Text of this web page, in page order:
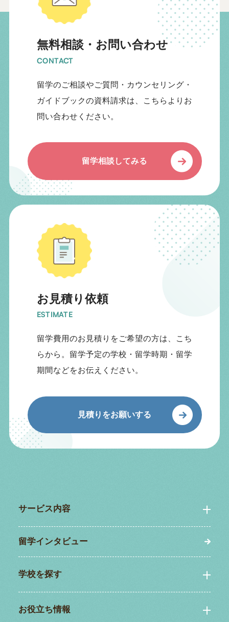
無料相談・お問い合わせ
CONTACT
留学のご相談やご質問・カウンセリング・
ガイドブックの資料請求は、こちらよりお
問い合わせください。
留学相談してみる
お見積り依頼
ESTIMATE
留学費用のお見積りをご希望の方は、こち
らから。留学予定の学校・留学時期・留学
期間などをお伝えください。
見積りをお願いする
サービス内容
留学インタビュー
学校を探す
お役立ち情報